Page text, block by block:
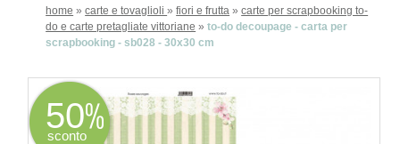
home »carte e tovaglioli»fiori e frutta »carte per scrapbooking to-
do e carte pretagliate vittoriane »to-do decoupage - carta per
scrapbooking - sb028 - 30x30 cm
50
sconto